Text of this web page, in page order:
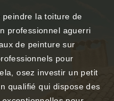
peindre la toiture de
professionnel aguerri
de peinture sur
pour
osez investir un petit
qualifié qui dispose des